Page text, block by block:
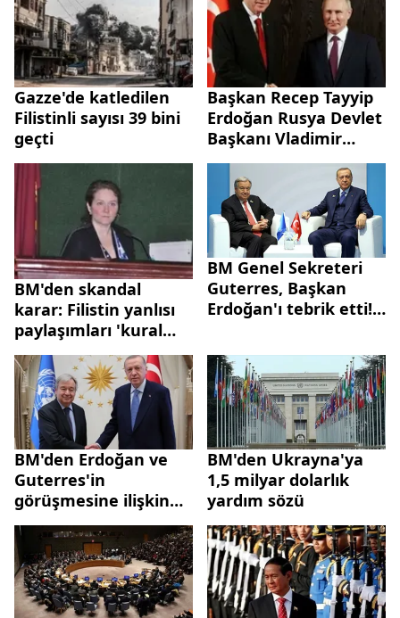
Gazze'de katledilen
Filistinli sayısı 39 bini
geçti
Başkan Recep Tayyip
Erdoğan Rusya Devlet
Başkanı Vladimir
Putin bir araya
gelecek! Dünya bu
görüşmeye kilitlendi!
İşte masadaki
konular
BM'den skandal
karar: Filistin yanlısı
paylaşımları 'kural
ihlali' ilan ettiler!
BM Genel Sekreteri
Guterres, Başkan
Erdoğan'ı tebrik etti!
arasındaki iş birliğini
dört gözle
bekliyorum"
BM'den Erdoğan ve
Guterres'in
görüşmesine ilişkin
açıklama: Tahılların
küresel pazara nasıl
ulaştırılabileceğine
odaklandı
BM'den Ukrayna'ya
1,5 milyar dolarlık
yardım sözü